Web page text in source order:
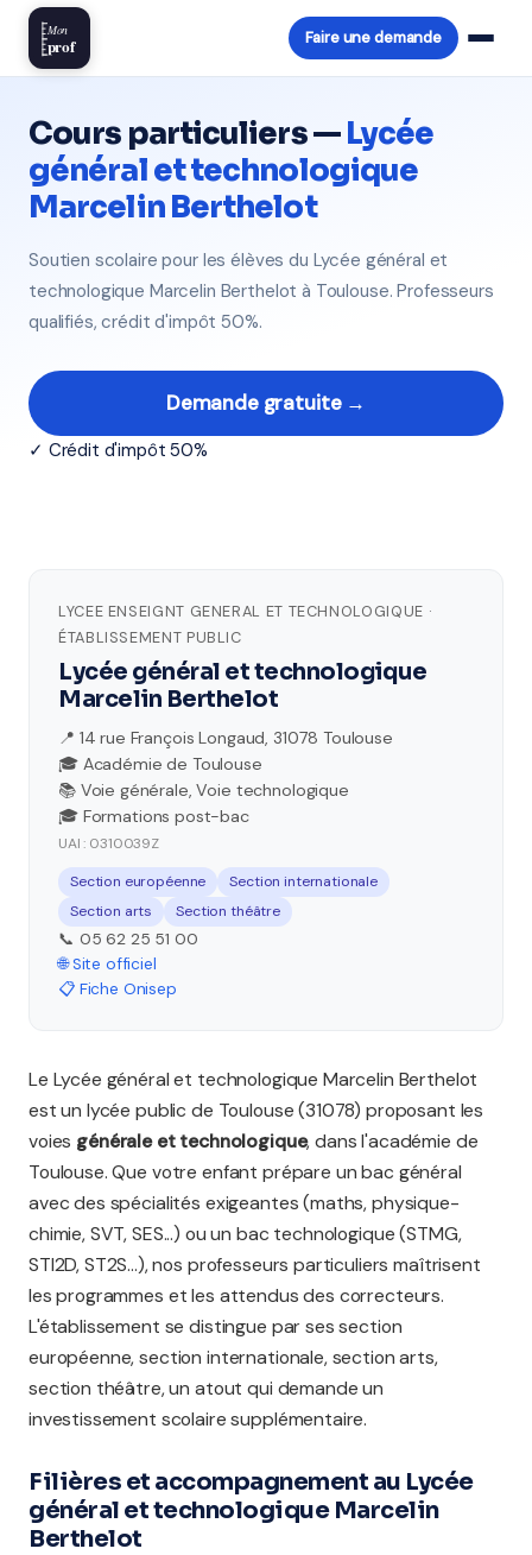
Mon
prof Faire une demande
Cours particuliers —Lycée
général et technologique
Marcelin Berthelot
Soutien scolaire pour les élèves du Lycée général et
technologique Marcelin Berthelot à Toulouse. Professeurs
qualifiés, crédit d'impôt 50%.
Demande gratuite →
✓ Crédit d'impôt 50%
LYCEE ENSEIGNT GENERAL ET TECHNOLOGIQUE ·
ÉTABLISSEMENT PUBLIC
Lycée général et technologique
Marcelin Berthelot
📍 14 rue François Longaud, 31078 Toulouse
🎓 Académie de Toulouse
📚 Voie générale, Voie technologique
🎓 Formations post-bac
UAI : 0310039Z
Section européenne
Section internationale
Section arts
Section théâtre
📞 05 62 25 51 00
🌐 Site officiel
📋 Fiche Onisep
Le Lycée général et technologique Marcelin Berthelot
est un lycée public de Toulouse (31078) proposant les
voies générale et technologique, dans l'académie de
Toulouse. Que votre enfant prépare un bac général
avec des spécialités exigeantes (maths, physique-
chimie, SVT, SES...) ou un bac technologique (STMG,
STI2D, ST2S...), nos professeurs particuliers maîtrisent
les programmes et les attendus des correcteurs.
L'établissement se distingue par ses section
européenne, section internationale, section arts,
section théâtre, un atout qui demande un
investissement scolaire supplémentaire.
Filières et accompagnement au Lycée
général et technologique Marcelin
Berthelot